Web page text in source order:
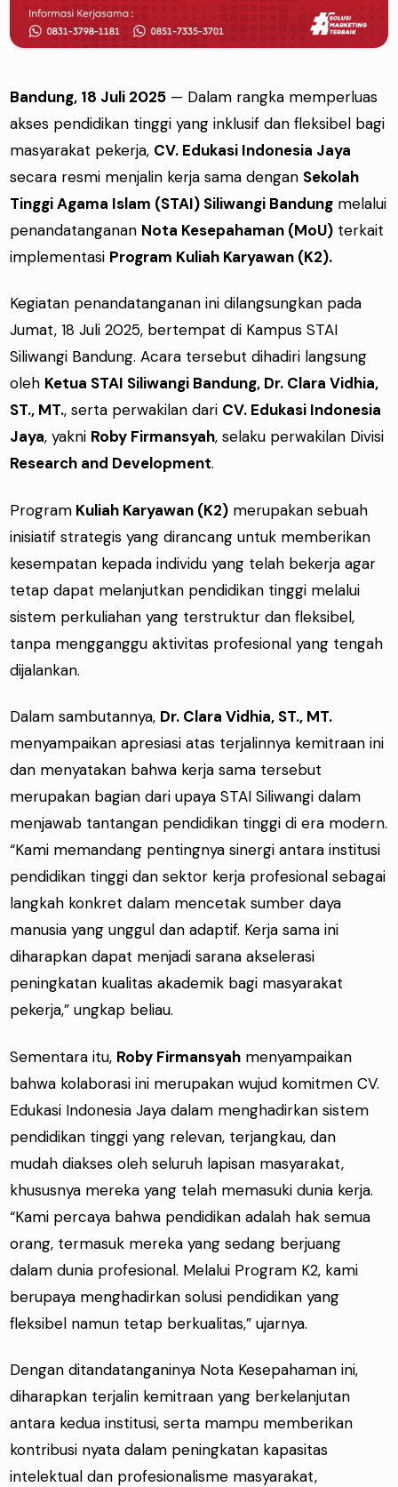
Bandung, 18 Juli 2025 — Dalam rangka memperluas
akses pendidikan tinggi yang inklusif dan fleksibel bagi
masyarakat pekerja, CV. Edukasi Indonesia Jaya
secara resmi menjalin kerja sama dengan Sekolah
Tinggi Agama Islam (STAI) Siliwangi Bandung melalui
penandatanganan Nota Kesepahaman (MoU) terkait
implementasi Program Kuliah Karyawan (K2).
Kegiatan penandatanganan ini dilangsungkan pada
Jumat, 18 Juli 2025, bertempat di Kampus STAI
Siliwangi Bandung. Acara tersebut dihadiri langsung
oleh Ketua STAI Siliwangi Bandung, Dr. Clara Vidhia,
ST., MT., serta perwakilan dari CV. Edukasi Indonesia
Jaya, yakni Roby Firmansyah, selaku perwakilan Divisi
Research and Development.
Program Kuliah Karyawan (K2) merupakan sebuah
inisiatif strategis yang dirancang untuk memberikan
kesempatan kepada individu yang telah bekerja agar
tetap dapat melanjutkan pendidikan tinggi melalui
sistem perkuliahan yang terstruktur dan fleksibel,
tanpa mengganggu aktivitas profesional yang tengah
dijalankan.
Dalam sambutannya, Dr. Clara Vidhia, ST., MT.
menyampaikan apresiasi atas terjalinnya kemitraan ini
dan menyatakan bahwa kerja sama tersebut
merupakan bagian dari upaya STAI Siliwangi dalam
menjawab tantangan pendidikan tinggi di era modern.
“Kami memandang pentingnya sinergi antara institusi
pendidikan tinggi dan sektor kerja profesional sebagai
langkah konkret dalam mencetak sumber daya
manusia yang unggul dan adaptif. Kerja sama ini
diharapkan dapat menjadi sarana akselerasi
peningkatan kualitas akademik bagi masyarakat
pekerja,” ungkap beliau.
Sementara itu, Roby Firmansyah menyampaikan
bahwa kolaborasi ini merupakan wujud komitmen CV.
Edukasi Indonesia Jaya dalam menghadirkan sistem
pendidikan tinggi yang relevan, terjangkau, dan
mudah diakses oleh seluruh lapisan masyarakat,
khususnya mereka yang telah memasuki dunia kerja.
“Kami percaya bahwa pendidikan adalah hak semua
orang, termasuk mereka yang sedang berjuang
dalam dunia profesional. Melalui Program K2, kami
berupaya menghadirkan solusi pendidikan yang
fleksibel namun tetap berkualitas,” ujarnya.
Dengan ditandatanganinya Nota Kesepahaman ini,
diharapkan terjalin kemitraan yang berkelanjutan
antara kedua institusi, serta mampu memberikan
kontribusi nyata dalam peningkatan kapasitas
intelektual dan profesionalisme masyarakat,